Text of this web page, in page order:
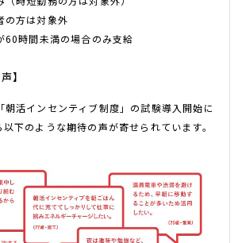
方は対象外
時間未満の場合のみ支給
】
朝活インセンティブ制度」の試験導入開始に
下のような期待の声が寄せられています。